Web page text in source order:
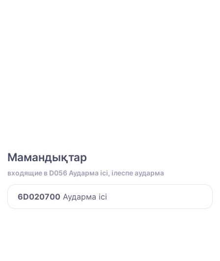
Мамандықтар
входящие в D056 Аударма ісі, ілеспе аударма
6D020700 Аударма ісі